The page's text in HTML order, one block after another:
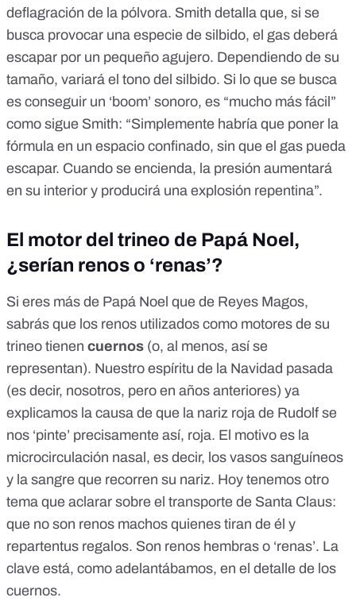
deflagración de la pólvora. Smith detalla que, si se
busca provocar una especie de silbido, el gas deberá
escapar por un pequeño agujero. Dependiendo de su
tamaño, variará el tono del silbido. Si lo que se busca
es conseguir un ‘boom’ sonoro, es “mucho más fácil”
como sigue Smith: “Simplemente habría que poner la
fórmula en un espacio confinado, sin que el gas pueda
escapar. Cuando se encienda, la presión aumentará
en su interior y producirá una explosión repentina”.
El motor del trineo de Papá Noel,
¿serían renos o ‘renas’?
Si eres más de Papá Noel que de Reyes Magos,
sabrás que los renos utilizados como motores de su
trineo tienen cuernos (o, al menos, así se
representan). Nuestro espíritu de la Navidad pasada
(es decir, nosotros, pero en años anteriores) ya
explicamos la causa de que la nariz roja de Rudolf se
nos ‘pinte’ precisamente así, roja. El motivo es la
microcirculación nasal, es decir, los vasos sanguíneos
y la sangre que recorren su nariz. Hoy tenemos otro
tema que aclarar sobre el transporte de Santa Claus:
que no son renos machos quienes tiran de él y
repartentus regalos. Son renos hembras o ‘renas’. La
clave está, como adelantábamos, en el detalle de los
cuernos.